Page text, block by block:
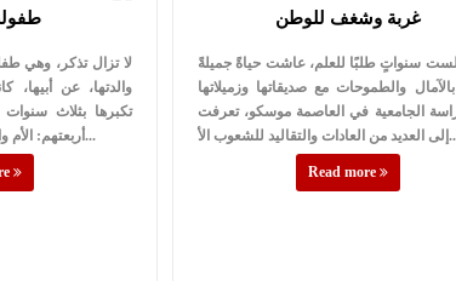
دعوة المكلفين الملك يلتقي مجموعة من رفاق السلاح
لا تزال تذكر، وهي
والدتها، عن أبيها،
تكبرها بثلاث
أربعتهم: الأم والجدة والابنتين يقيمون في ب...
غربة وشغف للوطن
سنواتٍ طلبًا للعلم، عاشت حياةً جميلةً
والطموحات مع صديقاتها وزميلاتها
الجامعية في العاصمة موسكو، تعرفت
للشعوب الأ...
Read more